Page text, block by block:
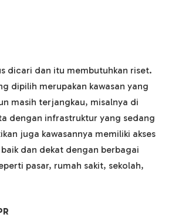
dicari dan itu membutuhkan riset.
dipilih merupakan kawasan yang
masih terjangkau, misalnya di
dengan infrastruktur yang sedang
juga kawasannya memiliki akses
dan dekat dengan berbagai
pasar, rumah sakit, sekolah,